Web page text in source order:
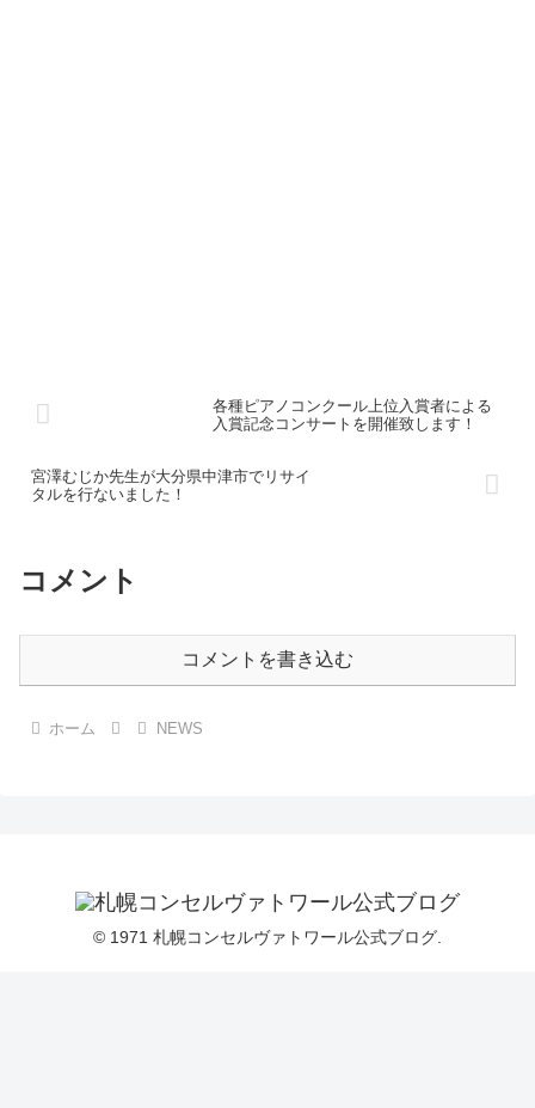
各種ピアノコンクール上位入賞者による
入賞記念コンサートを開催致します！
宮澤むじか先生が大分県中津市でリサイ
タルを行ないました！
コメント
コメントを書き込む
ホーム NEWS
© 1971 札幌コンセルヴァトワール公式ブログ.